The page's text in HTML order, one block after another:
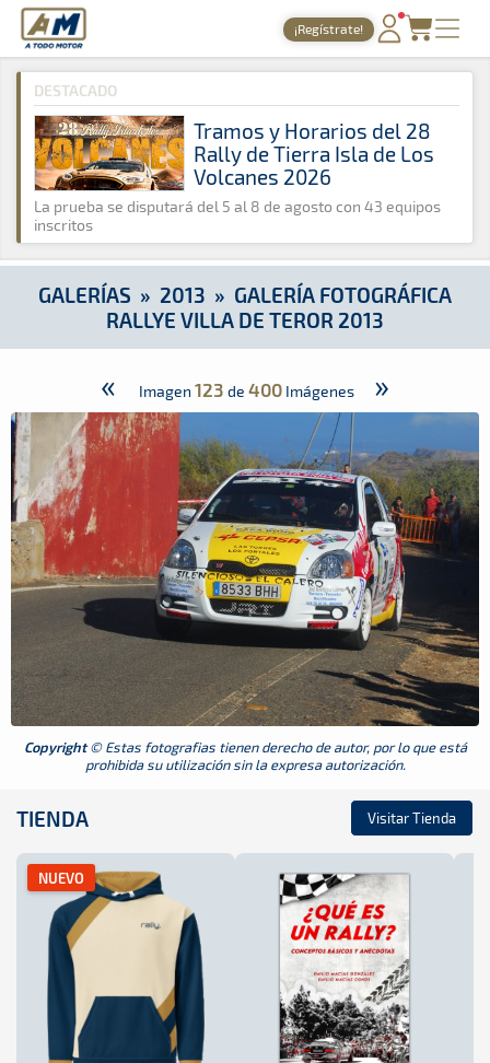
A Todo Motor · Revista del motor desde 1999
¡Regístrate!
PORTADA
TIEMPOS ONLINE
NOTICIAS
AGENDA
GALERÍAS
TIENDA
ARCHIVO
A Todo Motor » Galerías » 2013 » Galería Fotográfica Rallye
DESTACADO
Tramos y Horarios del 28
Rally de Tierra Isla de Los
Volcanes 2026
La prueba se disputará del 5 al 8 de agosto con 43 equipos
inscritos
GALERÍAS » 2013 » GALERÍA FOTOGRÁFICA
RALLYE VILLA DE TEROR 2013
« Imagen 123 de 400 Imágenes »
Copyright© Estas fotografias tienen derecho de autor, por lo que está
prohibida su utilización sin la expresa autorización.
TIENDA Visitar Tienda
NUEVO